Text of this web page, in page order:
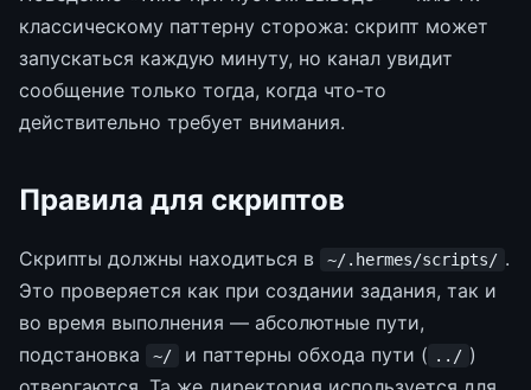
классическому паттерну сторожа: скрипт может
запускаться каждую минуту, но канал увидит
сообщение только тогда, когда что-то
действительно требует внимания.
Правила для скриптов
Скрипты должны находиться в ~/.hermes/scripts/ .
Это проверяется как при создании задания, так и
во время выполнения — абсолютные пути,
подстановка
~/ и паттерны обхода пути ( ../ )